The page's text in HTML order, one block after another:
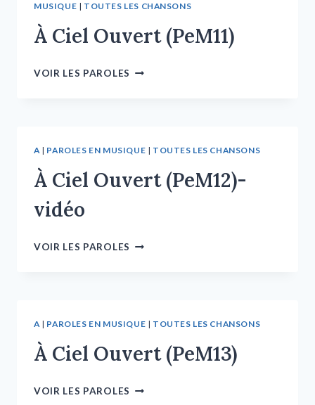
MUSIQUE | TOUTES LES CHANSONS
À Ciel Ouvert (PeM11)
VOIR LES PAROLES
A| PAROLES EN MUSIQUE | TOUTES LES CHANSONS
À Ciel Ouvert (PeM12)-
vidéo
VOIR LES PAROLES
A| PAROLES EN MUSIQUE | TOUTES LES CHANSONS
À Ciel Ouvert (PeM13)
VOIR LES PAROLES